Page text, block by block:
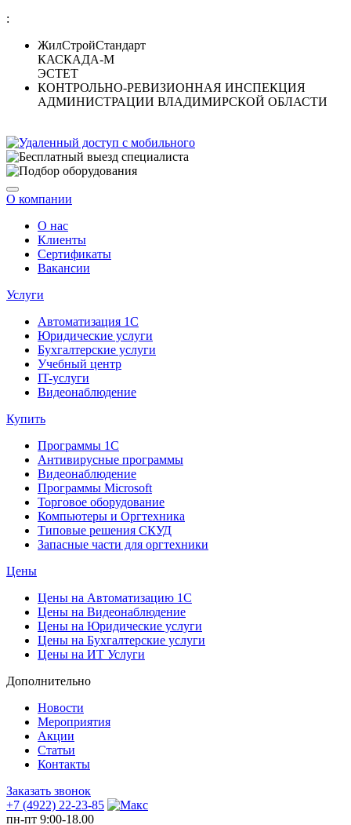
:
ЖилСтройСтандарт
КАСКАДА-М
ЭСТЕТ
КОНТРОЛЬНО-РЕВИЗИОННАЯ ИНСПЕКЦИЯ
АДМИНИСТРАЦИИ ВЛАДИМИРСКОЙ ОБЛАСТИ
О компании
О нас
Клиенты
Сертификаты
Вакансии
Услуги
Автоматизация 1С
Юридические услуги
Бухгалтерские услуги
Учебный центр
IT-услуги
Видеонаблюдение
Купить
Программы 1С
Антивирусные программы
Видеонаблюдение
Программы Microsoft
Торговое оборудование
Компьютеры и Оргтехника
Типовые решения СКУД
Запасные части для оргтехники
Цены
Цены на Автоматизацию 1С
Цены на Видеонаблюдение
Цены на Юридические услуги
Цены на Бухгалтерские услуги
Цены на ИТ Услуги
Дополнительно
Новости
Мероприятия
Акции
Статьи
Контакты
Заказать звонок
+7 (4922) 22-23-85
пн-пт 9:00-18.00